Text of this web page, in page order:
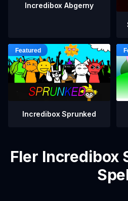
Incredibox Abgerny
Incredibox Sprunked
Fler Incredibox